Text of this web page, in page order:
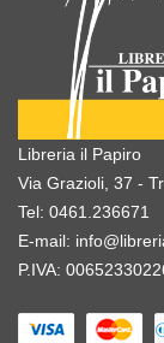
Libreria il Papiro
Via Grazioli, 37 -
Tel: 0461.236671
E-mail:
P.IVA: